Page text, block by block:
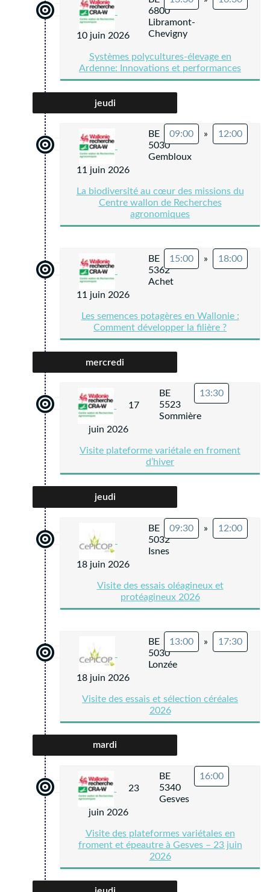
10 juin 2026
6800
Libramont-
Chevigny
Systèmes polycultures-élevage en
Ardenne: Innovations et performances
jeudi
11 juin 2026
BE
5030
Gembloux
09:00 » 12:00
La biodiversité au cœur des missions du
Centre wallon de Recherches
agronomiques
11 juin 2026
BE
5362
Achet
15:00 » 18:00
Les semences potagères en Wallonie :
Comment développer la filière ?
mercredi
17
juin 2026
BE
5523
Sommière
13:30
Visite plateforme variétale en froment
d’hiver
jeudi
18 juin 2026
BE
5032
Isnes
09:30 » 12:00
Visite des essais oléagineux et
protéagineux 2026
18 juin 2026
BE
5030
Lonzée
13:00 » 17:30
Visite des essais et sélection céréales
2026
mardi
23
juin 2026
BE
5340
Gesves
16:00
Visite des plateformes variétales en
froment et épeautre à Gesves – 23 juin
2026